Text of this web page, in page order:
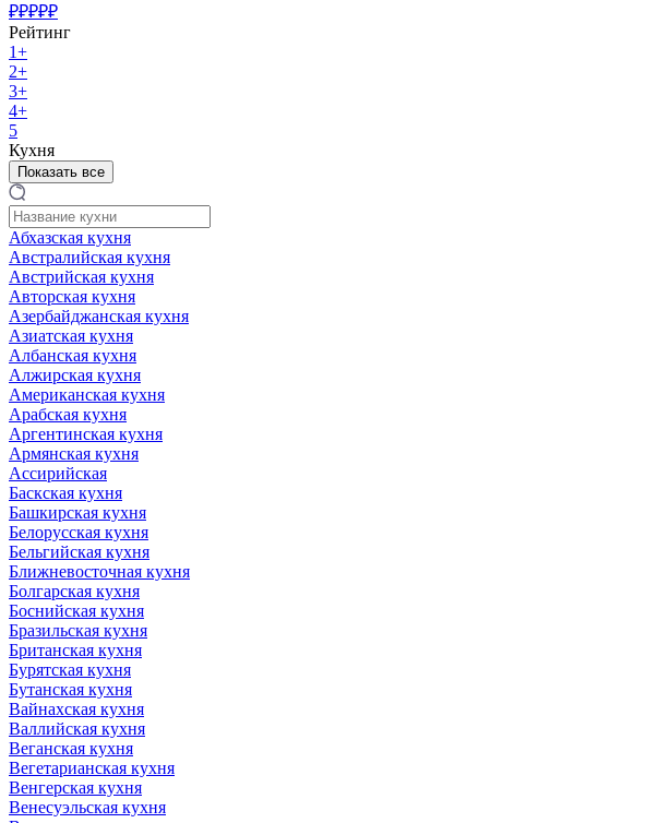
₽₽₽₽₽
Рейтинг
1+
2+
3+
4+
5
Кухня
Показать все
Абхазская кухня
Австралийская кухня
Австрийская кухня
Авторская кухня
Азербайджанская кухня
Азиатская кухня
Албанская кухня
Алжирская кухня
Американская кухня
Арабская кухня
Аргентинская кухня
Армянская кухня
Ассирийская
Баскская кухня
Башкирская кухня
Белорусская кухня
Бельгийская кухня
Ближневосточная кухня
Болгарская кухня
Боснийская кухня
Бразильская кухня
Британская кухня
Бурятская кухня
Бутанская кухня
Вайнахская кухня
Валлийская кухня
Веганская кухня
Вегетарианская кухня
Венгерская кухня
Венесуэльская кухня